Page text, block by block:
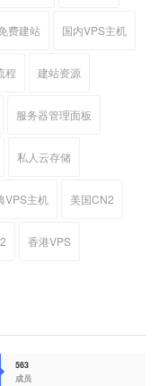
费建站 国内VPS主机
程 建站资源
服务器管理面板
私人云存储
VPS主机 美国CN2
香港VPS
563
成员